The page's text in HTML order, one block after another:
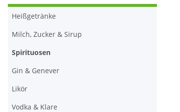
Heißgetränke
Milch, Zucker & Sirup
Spirituosen
Gin & Genever
Likör
Vodka & Klare